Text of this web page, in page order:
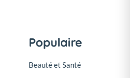
Populaire
Beauté et Santé